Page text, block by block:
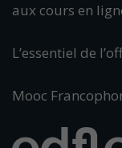
aux cours en
L’essentiel de
Mooc